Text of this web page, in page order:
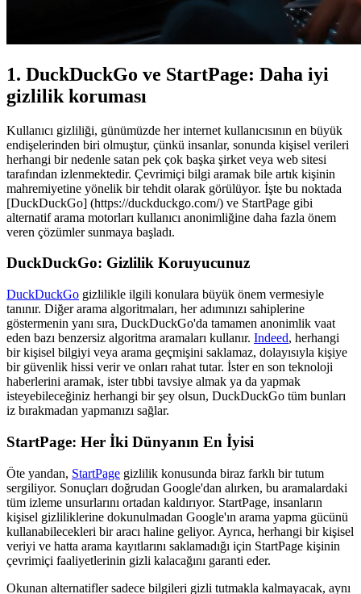
1. DuckDuckGo ve StartPage: Daha iyi
gizlilik koruması
Kullanıcı gizliliği, günümüzde her internet kullanıcısının en büyük
endişelerinden biri olmuştur, çünkü insanlar, sonunda kişisel verileri
herhangi bir nedenle satan pek çok başka şirket veya web sitesi
tarafından izlenmektedir. Çevrimiçi bilgi aramak bile artık kişinin
mahremiyetine yönelik bir tehdit olarak görülüyor. İşte bu noktada
[DuckDuckGo] (https://duckduckgo.com/) ve StartPage gibi
alternatif arama motorları kullanıcı anonimliğine daha fazla önem
veren çözümler sunmaya başladı.
DuckDuckGo: Gizlilik Koruyucunuz
DuckDuckGo gizlilikle ilgili konulara büyük önem vermesiyle
tanınır. Diğer arama algoritmaları, her adımınızı sahiplerine
göstermenin yanı sıra, DuckDuckGo'da tamamen anonimlik vaat
eden bazı benzersiz algoritma aramaları kullanır. Indeed, herhangi
bir kişisel bilgiyi veya arama geçmişini saklamaz, dolayısıyla kişiye
bir güvenlik hissi verir ve onları rahat tutar. İster en son teknoloji
haberlerini aramak, ister tıbbi tavsiye almak ya da yapmak
isteyebileceğiniz herhangi bir şey olsun, DuckDuckGo tüm bunları
iz bırakmadan yapmanızı sağlar.
StartPage: Her İki Dünyanın En İyisi
Öte yandan, StartPage gizlilik konusunda biraz farklı bir tutum
sergiliyor. Sonuçları doğrudan Google'dan alırken, bu aramalardaki
tüm izleme unsurlarını ortadan kaldırıyor. StartPage, insanların
kişisel gizliliklerine dokunulmadan Google'ın arama yapma gücünü
kullanabilecekleri bir aracı haline geliyor. Ayrıca, herhangi bir kişisel
veriyi ve hatta arama kayıtlarını saklamadığı için StartPage kişinin
çevrimiçi faaliyetlerinin gizli kalacağını garanti eder.
Okunan alternatifler sadece bilgileri gizli tutmakla kalmayacak, aynı